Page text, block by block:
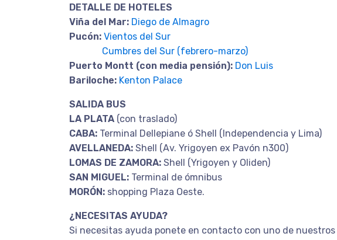
DETALLE DE HOTELES
Viña del Mar: Diego de Almagro
Pucón: Vientos del Sur
Cumbres del Sur (febrero-marzo)
Puerto Montt (con media pensión): Don Luis
Bariloche: Kenton Palace
SALIDA BUS
LA PLATA (con traslado)
CABA: Terminal Dellepiane ó Shell (Independencia y Lima)
AVELLANEDA: Shell (Av. Yrigoyen ex Pavón n300)
LOMAS DE ZAMORA: Shell (Yrigoyen y Oliden)
SAN MIGUEL: Terminal de ómnibus
MORÓN: shopping Plaza Oeste.
¿NECESITAS AYUDA?
Si necesitas ayuda ponete en contacto con uno de nuestros